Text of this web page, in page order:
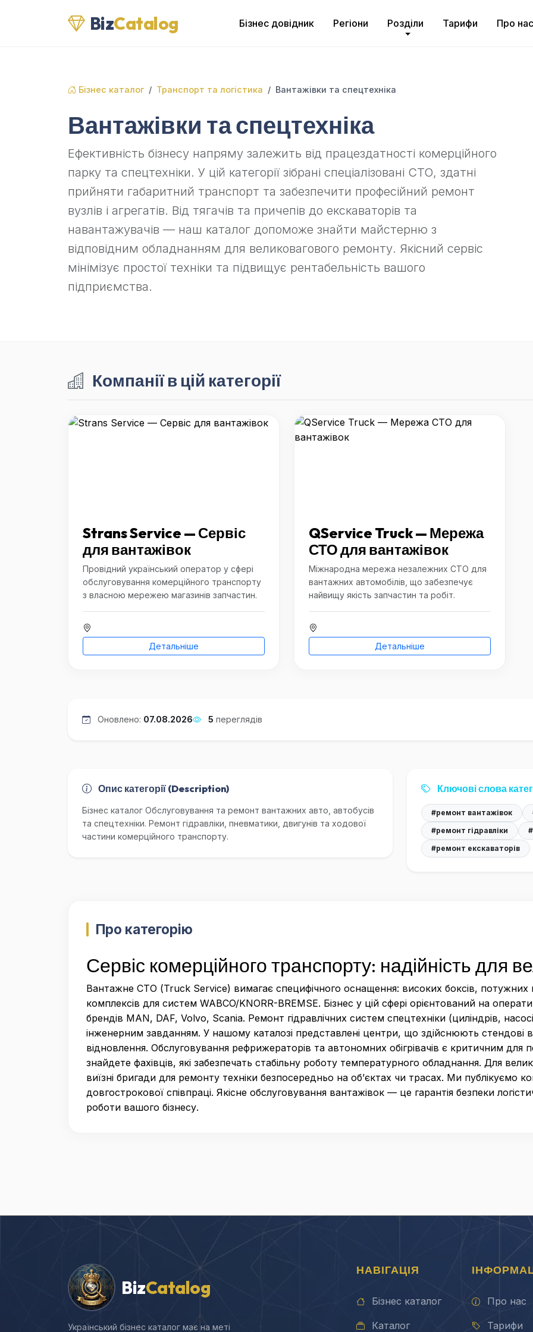
BizCatalog Бізнес довідник Регіони Розділи Тарифи Про нас
Бізнес каталог Транспорт та логістика Вантажівки та спецтехніка
Вантажівки та спецтехніка
Ефективність бізнесу напряму залежить від працездатності комерційного
парку та спецтехніки. У цій категорії зібрані спеціалізовані СТО, здатні
прийняти габаритний транспорт та забезпечити професійний ремонт
вузлів і агрегатів. Від тягачів та причепів до екскаваторів та
навантажувачів — наш каталог допоможе знайти майстерню з
відповідним обладнанням для великовагового ремонту. Якісний сервіс
мінімізує простої техніки та підвищує рентабельність вашого
підприємства.
Компанії в цій категорії
Strans Service — Сервіс
для вантажівок
Провідний український оператор у сфері
обслуговування комерційного транспорту
з власною мережею магазинів запчастин.
Детальніше
QService Truck — Мережа
СТО для вантажівок
Міжнародна мережа незалежних СТО для
вантажних автомобілів, що забезпечує
найвищу якість запчастин та робіт.
Детальніше
Оновлено: 07.08.2026 5 переглядів
Опис категорії (Description)
Бізнес каталог Обслуговування та ремонт вантажних авто, автобусів
та спецтехніки. Ремонт гідравліки, пневматики, двигунів та ходової
частини комерційного транспорту.
Ключові слова
#ремонт вантажівок
#ремонт гідравліки
#ремонт екскаваторів
Про категорію
Сервіс комерційного транспорту: надійність для
Вантажне СТО (Truck Service) вимагає специфічного оснащення: високих боксів, потужних
комплексів для систем WABCO/KNORR-BREMSE. Бізнес у цій сфері орієнтований на
брендів MAN, DAF, Volvo, Scania. Ремонт гідравлічних систем спецтехніки (циліндрів,
інженерним завданням. У нашому каталозі представлені центри, що здійснюють стендові
відновлення. Обслуговування рефрижераторів та автономних обігрівачів є критичним для
знайдете фахівців, які забезпечать стабільну роботу температурного обладнання. Для
виїзні бригади для ремонту техніки безпосередньо на об’єктах чи трасах. Ми публікуємо
довгострокової співпраці. Якісне обслуговування вантажівок — це гарантія безпеки
роботи вашого бізнесу.
BizCatalog
Український бізнес каталог має на меті
НАВІГАЦІЯ
Бізнес каталог
Каталог
Про нас
Тарифи